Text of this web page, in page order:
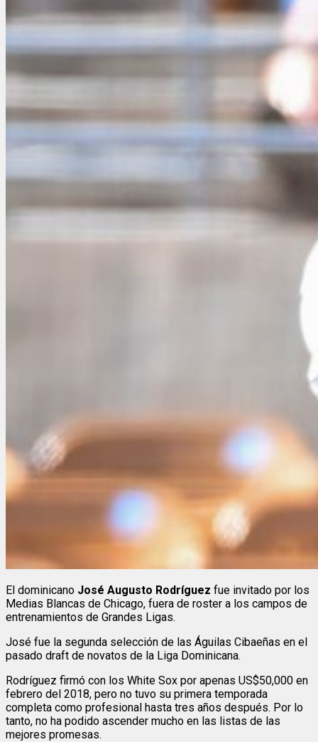
El dominicano José Augusto Rodríguez fue invitado por los
Medias Blancas de Chicago, fuera de roster a los campos de
entrenamientos de Grandes Ligas.
José fue la segunda selección de las Águilas Cibaeñas en el
pasado draft de novatos de la Liga Dominicana.
Rodríguez firmó con los White Sox por apenas US$50,000 en
febrero del 2018, pero no tuvo su primera temporada
completa como profesional hasta tres años después. Por lo
tanto, no ha podido ascender mucho en las listas de las
mejores promesas.